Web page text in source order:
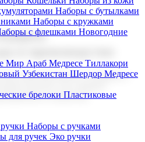
Наборы с бутылками
Наборы с кружками
с флешками Новогодние
Мир Араб Медресе Тиллакори
Узбекистан Шердор Медресе
брелоки Пластиковые
Наборы с ручками
для ручек Эко ручки
и производство
корпоративных подарков и
каталоге вы найдете
и клиентов.